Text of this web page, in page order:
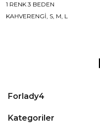
1 RENK 3 BEDEN
KAHVERENGİ, S, M, L
Forlady4
Kategoriler